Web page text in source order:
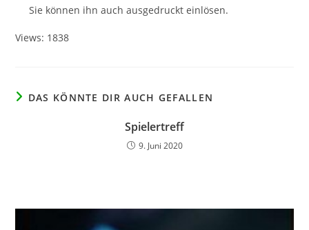
Sie können ihn auch ausgedruckt einlösen.
Views: 1838
DAS KÖNNTE DIR AUCH GEFALLEN
Spielertreff
9. Juni 2020